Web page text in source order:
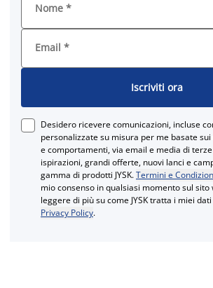
Nome *
Email *
Iscriviti ora
Desidero ricevere comunicazioni, incluse
personalizzate su misura per me basate
e comportamenti, via email e media di
ispirazioni, grandi offerte, nuovi lanci e
gamma di prodotti JYSK.Termini e
mio consenso in qualsiasi momento sul sito
leggere di più su come JYSK tratta i miei
Privacy Policy.